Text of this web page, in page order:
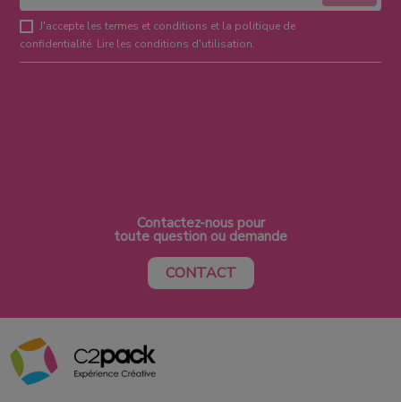
J'accepte les termes et conditions et la politique de
confidentialité. Lire les conditions d'utilisation.
Contactez-nous pour
toute question ou demande
CONTACT